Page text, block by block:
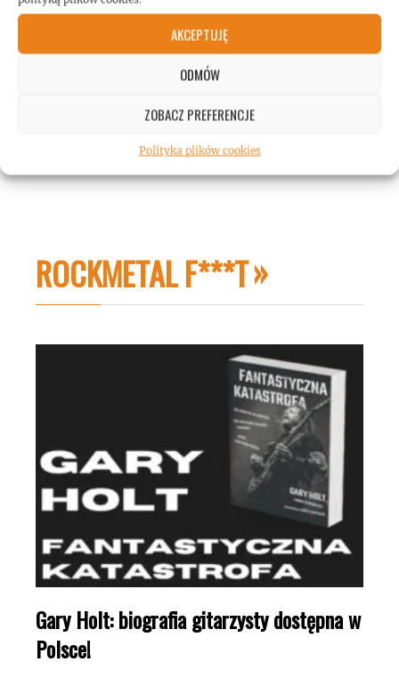
AKCEPTUJĘ
ODMÓW
ZOBACZ PREFERENCJE
Polityka plików cookies
ROCKMETAL F***T
Gary Holt: biografia gitarzysty dostępna w
Polsce!